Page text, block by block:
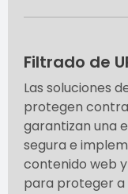
Filtrado de
Las soluciones
protegen
garantizan una
segura e
contenido web
para proteger a